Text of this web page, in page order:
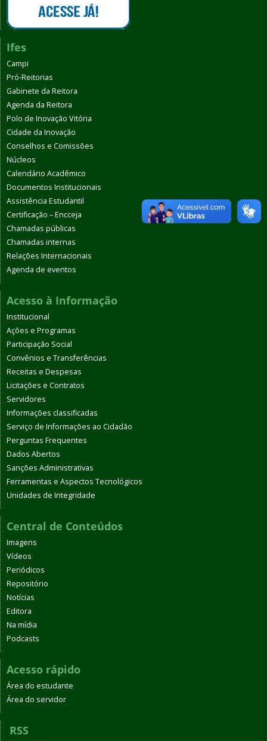
Ifes
Campi
Pró-Reitorias
Gabinete da Reitora
Agenda da Reitora
Polo de Inovação Vitória
Cidade da Inovação
Conselhos e Comissões
Núcleos
Calendário Acadêmico
Documentos Institucionais
Assistência Estudantil
Certificação – Encceja
Chamadas públicas
Chamadas internas
Relações Internacionais
Agenda de eventos
Acesso à Informação
Institucional
Ações e Programas
Participação Social
Convênios e Transferências
Receitas e Despesas
Licitações e Contratos
Servidores
Informações classificadas
Serviço de Informações ao Cidadão
Perguntas Frequentes
Dados Abertos
Sanções Administrativas
Ferramentas e Aspectos Tecnológicos
Unidades de Integridade
Central de Conteúdos
Imagens
Vídeos
Periódicos
Repositório
Notícias
Editora
Na mídia
Podcasts
Acesso rápido
Área do estudante
Área do servidor
RSS